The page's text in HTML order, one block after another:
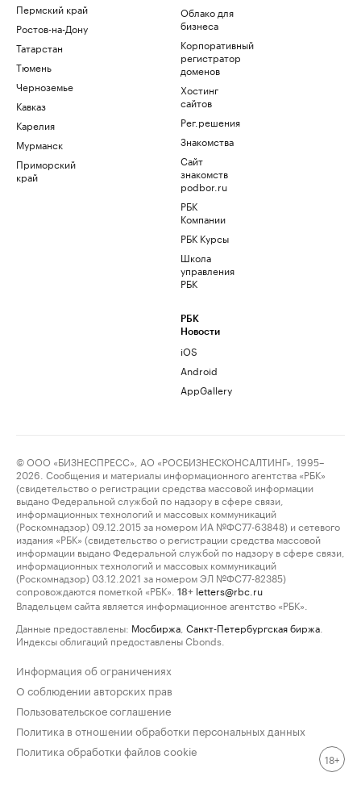
Пермский край
Ростов-на-Дону
Татарстан
Тюмень
Черноземье
Кавказ
Карелия
Мурманск
Приморский
край
Облако для
бизнеса
Корпоративный
регистратор
доменов
Хостинг
сайтов
Рег.решения
Знакомства
Сайт
знакомств
podbor.ru
РБК
Компании
РБК Курсы
Школа
управления
РБК
РБК
Новости
iOS
Android
AppGallery
© ООО «БИЗНЕСПРЕСС», АО «РОСБИЗНЕСКОНСАЛТИНГ», 1995–
2026. Сообщения и материалы информационного агентства «РБК»
(свидетельство о регистрации средства массовой информации
выдано Федеральной службой по надзору в сфере связи,
информационных технологий и массовых коммуникаций
(Роскомнадзор) 09.12.2015 за номером ИА №ФС77-63848) и сетевого
издания «РБК» (свидетельство о регистрации средства массовой
информации выдано Федеральной службой по надзору в сфере связи,
информационных технологий и массовых коммуникаций
(Роскомнадзор) 03.12.2021 за номером ЭЛ №ФС77-82385)
сопровождаются пометкой «РБК».
18+ letters@rbc.ru
Владельцем сайта является информационное агентство «РБК».
Данные предоставлены: Мосбиржа Санкт-Петербургская биржа
Индексы облигаций предоставлены Cbonds.
Информация об ограничениях
О соблюдении авторских прав
Пользовательское соглашение
Политика в отношении обработки персональных данных
Политика обработки файлов cookie
18+